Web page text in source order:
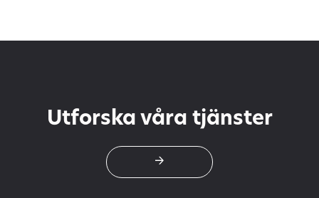
Utforska våra tjänster
->